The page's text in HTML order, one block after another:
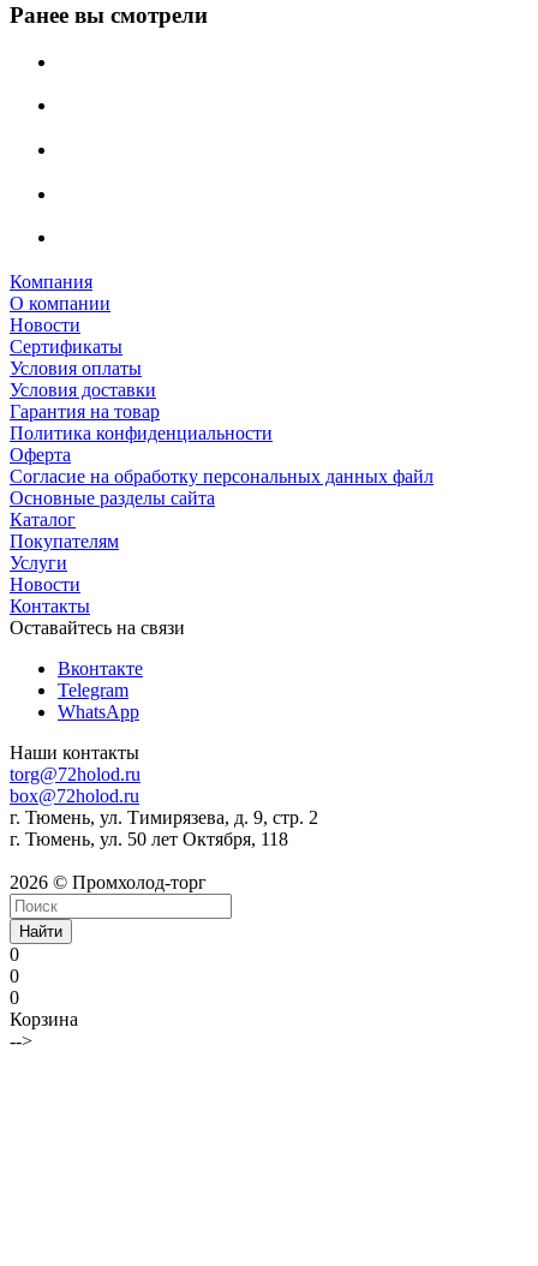
Ранее вы смотрели
Компания
О компании
Новости
Сертификаты
Условия оплаты
Условия доставки
Гарантия на товар
Политика конфиденциальности
Оферта
Согласие на обработку персональных данных файл
Основные разделы сайта
Каталог
Покупателям
Услуги
Новости
Контакты
Оставайтесь на связи
Вконтакте
Telegram
WhatsApp
Наши контакты
torg@72holod.ru
box@72holod.ru
г. Тюмень, ул. Тимирязева, д. 9, стр. 2
г. Тюмень, ул. 50 лет Октября, 118
2026 © Промхолод-торг
Найти
0
0
0
Корзина
-->